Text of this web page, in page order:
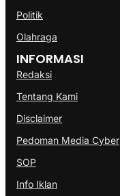
Politik
Olahraga
INFORMASI
Redaksi
Tentang Kami
Disclaimer
Pedoman Media Cyber
SOP
Info Iklan